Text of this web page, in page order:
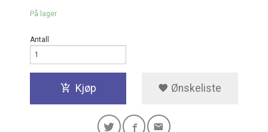
På lager
Antall
Kjøp Ønskeliste